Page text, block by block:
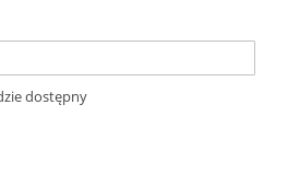
dostępny